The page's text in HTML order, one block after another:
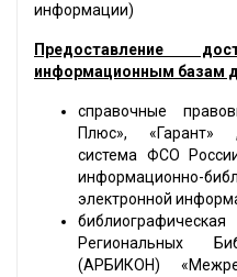
информации)
Предоставление
информационным базам
справочные
Плюс», «Гарант»
система ФСО
информационно-
электронной
Региональных
(АРБИКОН)